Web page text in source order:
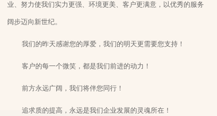
业、努力使我们实力更强、环境更美、客户更满意，以优秀的服务
阔步迈向新世纪。
我们的昨天感谢您的厚爱，我们的明天更需要您支持！
客户的每一个微笑，都是我们前进的动力！
前方永远广阔，我们将伴您同行！
追求质的提高，永远是我们企业发展的灵魂所在！